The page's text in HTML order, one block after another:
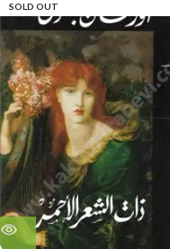
SOLD OUT